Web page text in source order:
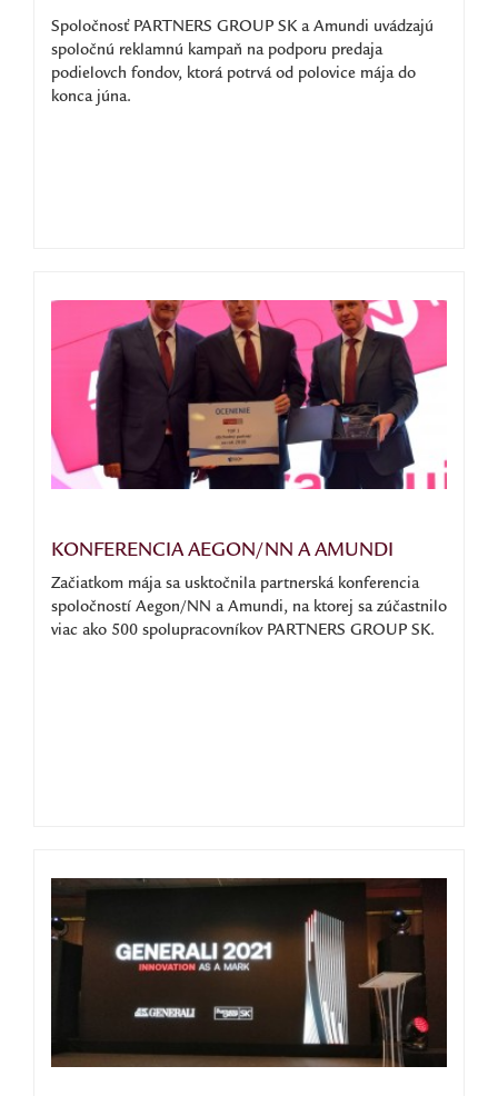
Spoločnosť PARTNERS GROUP SK a Amundi uvádzajú
spoločnú reklamnú kampaň na podporu predaja
podielovch fondov, ktorá potrvá od polovice mája do
konca júna.
KONFERENCIA AEGON/NN A AMUNDI
Začiatkom mája sa usktočnila partnerská konferencia
spoločností Aegon/NN a Amundi, na ktorej sa zúčastnilo
viac ako 500 spolupracovníkov PARTNERS GROUP SK.